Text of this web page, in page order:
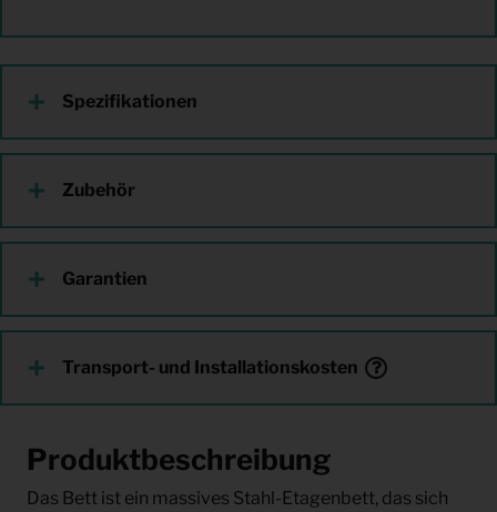
Spezifikationen
Zubehör
Garantien
Transport- und Installationskosten
Produktbeschreibung
Das Bett ist ein massives Stahl-Etagenbett, das sich